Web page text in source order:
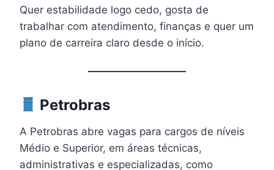
Quer estabilidade logo cedo, gosta de
trabalhar com atendimento, finanças e quer um
plano de carreira claro desde o início.
Petrobras
A Petrobras abre vagas para cargos de níveis
Médio e Superior, em áreas técnicas,
administrativas e especializadas, como